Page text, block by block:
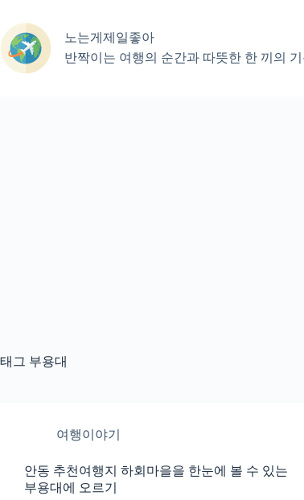
으
로
노는게제일좋아
반짝이는 여행의 순간과 따뜻한 한 끼의
태그 부용대
여행이야기
안동 추천여행지 하회마을을 한눈에 볼 수 있는
부용대에 오르기